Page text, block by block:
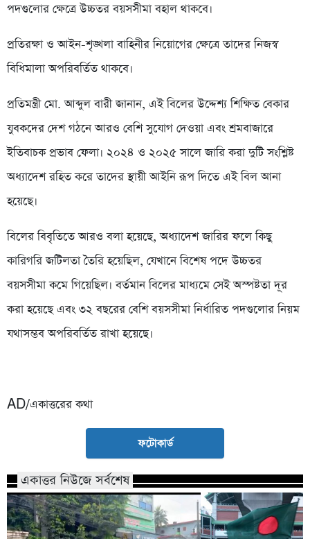
পদগুলোর ক্ষেত্রে উচ্চতর বয়সসীমা বহাল থাকবে।
প্রতিরক্ষা ও আইন-শৃঙ্খলা বাহিনীর নিয়োগের ক্ষেত্রে তাদের নিজস্ব
বিধিমালা অপরিবর্তিত থাকবে।
প্রতিমন্ত্রী মো. আব্দুল বারী জানান, এই বিলের উদ্দেশ্য শিক্ষিত বেকার
যুবকদের দেশ গঠনে আরও বেশি সুযোগ দেওয়া এবং শ্রমবাজারে
ইতিবাচক প্রভাব ফেলা। ২০২৪ ও ২০২৫ সালে জারি করা দুটি সংশ্লিষ্ট
অধ্যাদেশ রহিত করে তাদের স্থায়ী আইনি রূপ দিতে এই বিল আনা
হয়েছে।
বিলের বিবৃতিতে আরও বলা হয়েছে, অধ্যাদেশ জারির ফলে কিছু
কারিগরি জটিলতা তৈরি হয়েছিল, যেখানে বিশেষ পদে উচ্চতর
বয়সসীমা কমে গিয়েছিল। বর্তমান বিলের মাধ্যমে সেই অস্পষ্টতা দূর
করা হয়েছে এবং ৩২ বছরের বেশি বয়সসীমা নির্ধারিত পদগুলোর নিয়ম
যথাসম্ভব অপরিবর্তিত রাখা হয়েছে।
AD/একাত্তরের কথা
ফটোকার্ড
একাত্তর নিউজে সর্বশেষ